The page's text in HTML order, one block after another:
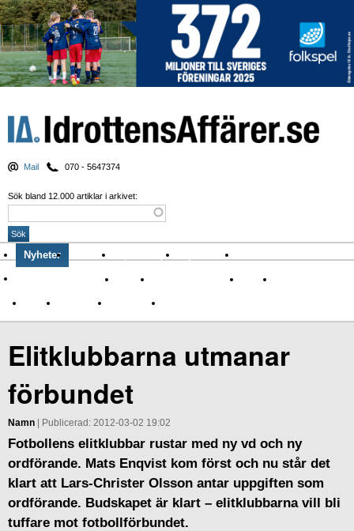
Mail 070 - 5647374
Sök bland 12.000 artiklar i arkivet:
Nyheter Krönikor Sport & spel Nyhetsbrev
Om Idrottens Affärer
Affärer I spåren av Corona Arena
Namn Sponsring TV-nyheter
Elitklubbarna utmanar
förbundet
Namn | Publicerad: 2012-03-02 19:02
Fotbollens elitklubbar rustar med ny vd och ny
ordförande. Mats Enqvist kom först och nu står det
klart att Lars-Christer Olsson antar uppgiften som
ordförande. Budskapet är klart – elitklubbarna vill bli
tuffare mot fotbollförbundet.